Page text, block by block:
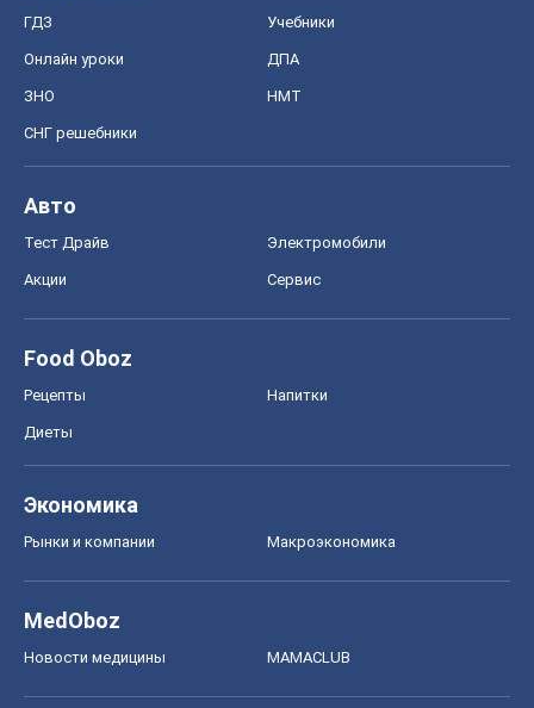
ГДЗ Учебники
Онлайн уроки ДПА
ЗНО НМТ
СНГ решебники
Авто
Тест Драйв Электромобили
Акции Сервис
Food Oboz
Рецепты Напитки
Диеты
Экономика
Рынки и компании Mакроэкономика
MedOboz
Новости медицины MAMACLUB